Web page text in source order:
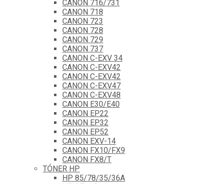
CANON 716/731
CANON 718
CANON 723
CANON 728
CANON 729
CANON 737
CANON C-EXV 34
CANON C-EXV42
CANON C-EXV42
CANON C-EXV47
CANON C-EXV48
CANON E30/E40
CANON EP22
CANON EP32
CANON EP52
CANON EXV-14
CANON FX10/FX9
CANON FX8/T
TÓNER HP
HP 85/78/35/36A